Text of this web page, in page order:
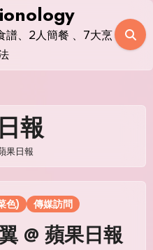
譜、2人簡餐 、7大烹
報
果日報
色) 傳媒訪問
@ 蘋果日報